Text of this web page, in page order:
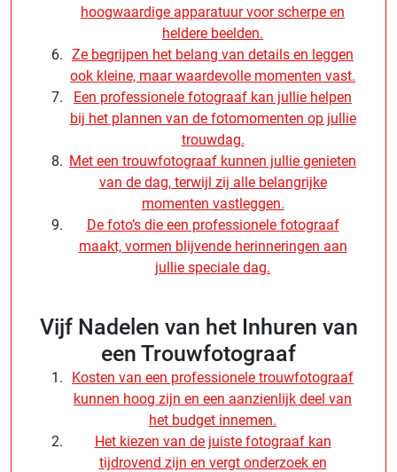
hoogwaardige apparatuur voor scherpe en
heldere beelden.
Ze begrijpen het belang van details en leggen
ook kleine, maar waardevolle momenten vast.
Een professionele fotograaf kan jullie helpen
bij het plannen van de fotomomenten op jullie
trouwdag.
Met een trouwfotograaf kunnen jullie genieten
van de dag, terwijl zij alle belangrijke
momenten vastleggen.
De foto’s die een professionele fotograaf
maakt, vormen blijvende herinneringen aan
jullie speciale dag.
Vijf Nadelen van het Inhuren van
een Trouwfotograaf
Kosten van een professionele trouwfotograaf
kunnen hoog zijn en een aanzienlijk deel van
het budget innemen.
Het kiezen van de juiste fotograaf kan
tijdrovend zijn en vergt onderzoek en